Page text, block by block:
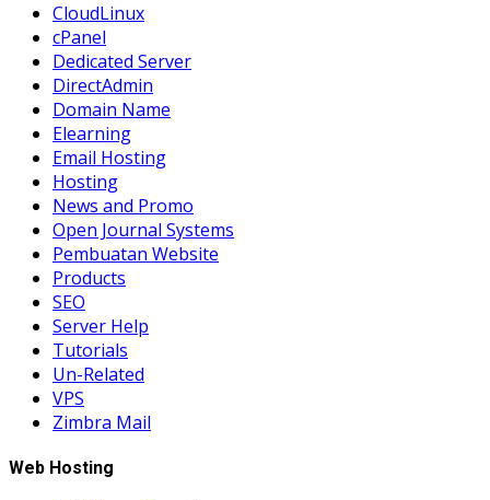
CloudLinux
cPanel
Dedicated Server
DirectAdmin
Domain Name
Elearning
Email Hosting
Hosting
News and Promo
Open Journal Systems
Pembuatan Website
Products
SEO
Server Help
Tutorials
Un-Related
VPS
Zimbra Mail
Web Hosting